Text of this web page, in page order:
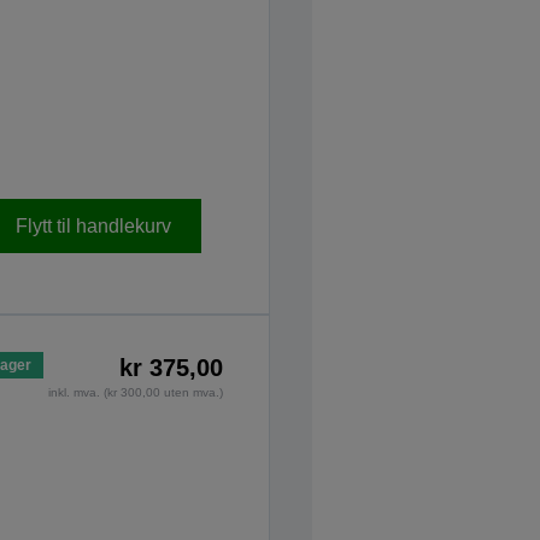
Flytt til handlekurv
kr 375,00
inkl. mva. (kr 300,00 uten mva.)